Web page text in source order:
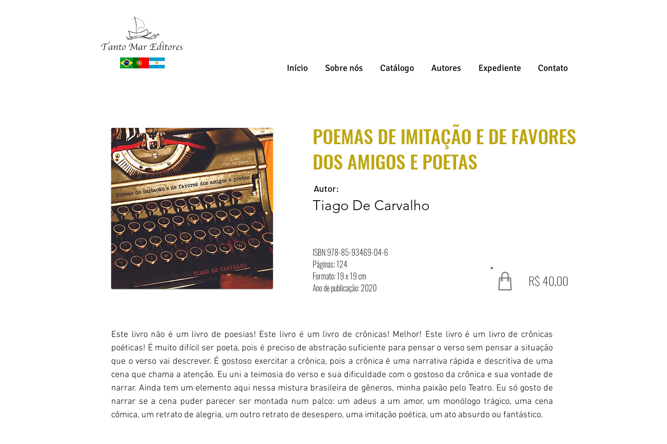
Início Sobre nós Catálogo Autores Expediente Contato
POEMAS DE IMITAÇÃO E DE FAVORES
DOS AMIGOS E POETAS
Autor:
Tiago De Carvalho
ISBN 978-85-93469-04-6
Páginas: 124
Formato: 19 x 19 cm
Ano de publicação: 2020
R$ 40,00
Este livro não é um livro de poesias! Este livro é um livro de crônicas! Melhor! Este livro é um livro de crônicas
poéticas! É muito difícil ser poeta, pois é preciso de abstração suficiente para pensar o verso sem pensar a situação
que o verso vai descrever. É gostoso exercitar a crônica, pois a crônica é uma narrativa rápida e descritiva de uma
cena que chama a atenção. Eu uni a teimosia do verso e sua dificuldade com o gostoso da crônica e sua vontade de
narrar. Ainda tem um elemento aqui nessa mistura brasileira de gêneros, minha paixão pelo Teatro. Eu só gosto de
narrar se a cena puder parecer ser montada num palco: um adeus a um amor, um monólogo trágico, uma cena
cômica, um retrato de alegria, um outro retrato de desespero, uma imitação poética, um ato absurdo ou fantástico.